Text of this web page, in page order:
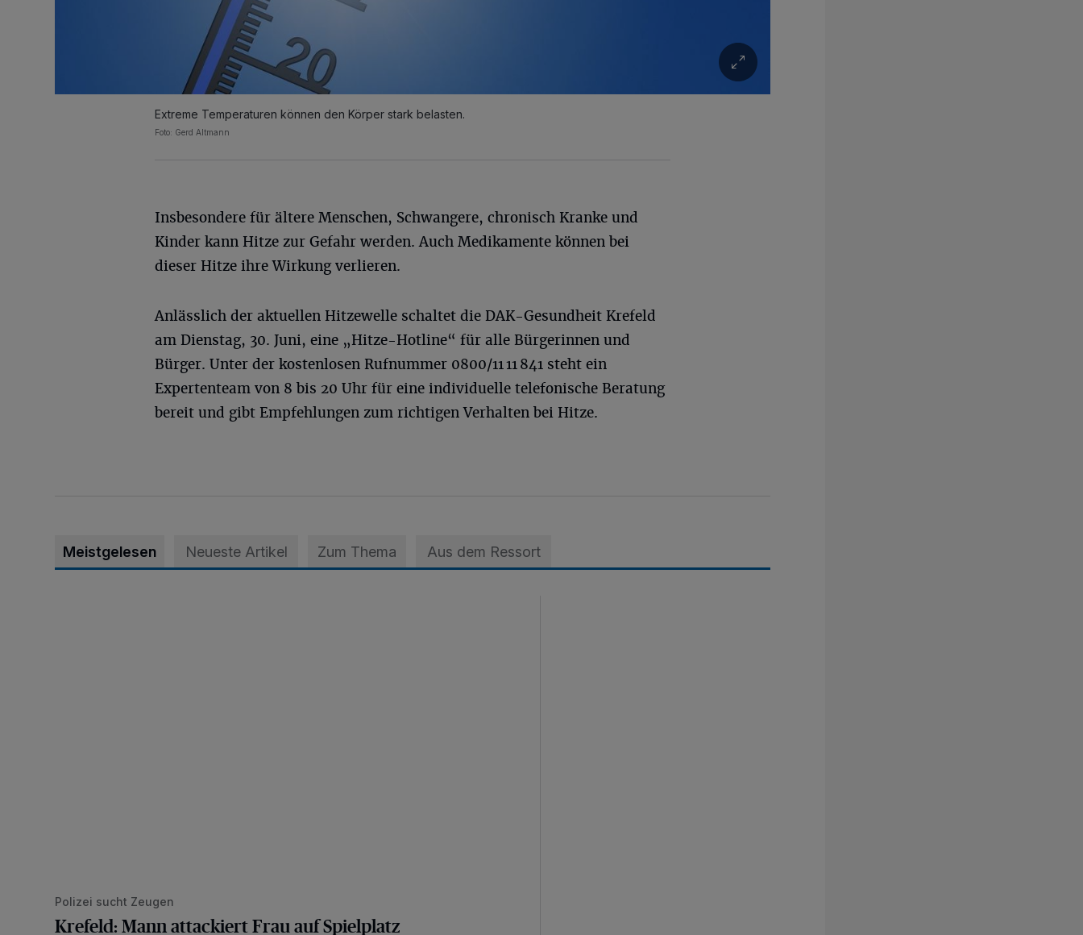
Extreme Temperaturen können den Körper stark belasten.
Foto: Gerd Altmann
Insbesondere für ältere Menschen, Schwangere, chronisch Kranke und
Kinder kann Hitze zur Gefahr werden. Auch Medikamente können bei
dieser Hitze ihre Wirkung verlieren.
Anlässlich der aktuellen Hitzewelle schaltet die DAK-Gesundheit Krefeld
am Dienstag, 30. Juni, eine „Hitze-Hotline“ für alle Bürgerinnen und
Bürger. Unter der kostenlosen Rufnummer 0800/11 11 841 steht ein
Expertenteam von 8 bis 20 Uhr für eine individuelle telefonische Beratung
bereit und gibt Empfehlungen zum richtigen Verhalten bei Hitze.
Meistgelesen Neueste Artikel Zum Thema Aus dem Ressort
Polizei sucht Zeugen
Krefeld: Mann attackiert Frau auf Spielplatz